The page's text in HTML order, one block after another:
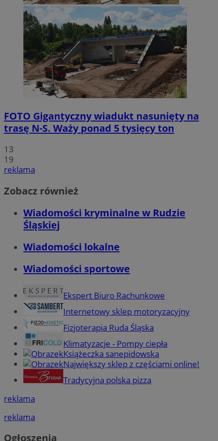
FOTO Gigantyczny wiadukt nasunięty na
trasę N-S. Waży ponad 5 tysięcy ton
13
19
reklama
Zobacz również
Wiadomości kryminalne w Rudzie
Śląskiej
Wiadomości lokalne
Wiadomości sportowe
Ekspert Biuro Rachunkowe
Internetowy sklep motoryzacyjny
Fizjoterapia Ruda Śląska
Klimatyzacje - Pompy ciepła
Książeczka sanepidowska
Największy sklep z częściami online!
Tradycyjna polska pizza
reklama
reklama
Ogłoszenia